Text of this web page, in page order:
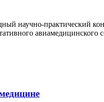
научно-практический
авиамедицинского